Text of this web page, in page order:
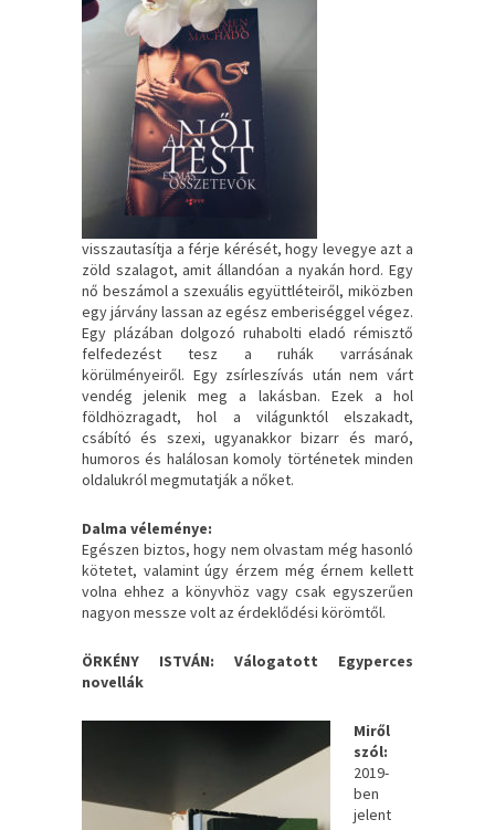
visszautasítja a férje kérését, hogy levegye azt a
zöld szalagot, amit állandóan a nyakán hord. Egy
nő beszámol a szexuális együttléteiről, miközben
egy járvány lassan az egész emberiséggel végez.
Egy plázában dolgozó ruhabolti eladó rémisztő
felfedezést tesz a ruhák varrásának
körülményeiről. Egy zsírleszívás után nem várt
vendég jelenik meg a lakásban. Ezek a hol
földhözragadt, hol a világunktól elszakadt,
csábító és szexi, ugyanakkor bizarr és maró,
humoros és halálosan komoly történetek minden
oldalukról megmutatják a nőket.
Dalma véleménye:
Egészen biztos, hogy nem olvastam még hasonló
kötetet, valamint úgy érzem még érnem kellett
volna ehhez a könyvhöz vagy csak egyszerűen
nagyon messze volt az érdeklődési körömtől.
ÖRKÉNY ISTVÁN: Válogatott Egyperces
novellák
Miről
szól:
2019-
ben
jelent